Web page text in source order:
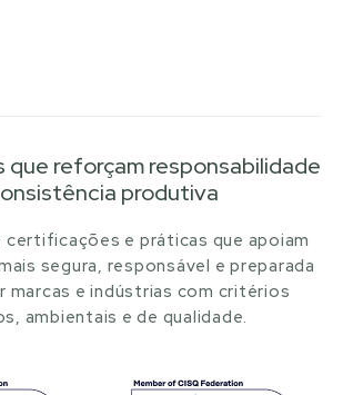
reforçam responsabilidade
produtiva
certificações e práticas que apoiam
segura, responsável e preparada
marcas e indústrias com critérios
ambientais e de qualidade.